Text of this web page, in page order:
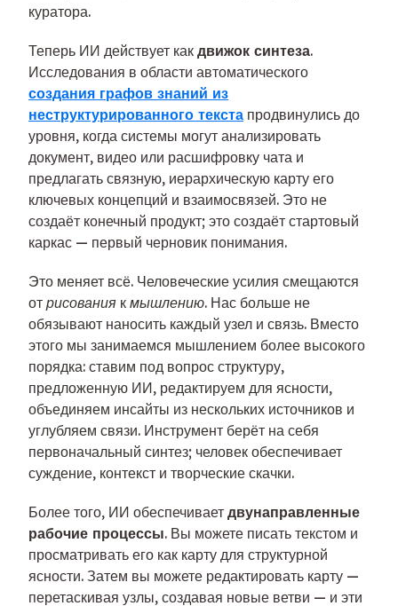
куратора.
Теперь ИИ действует как движок синтеза.
Исследования в области автоматического
создания графов знаний из
неструктурированного текста продвинулись до
уровня, когда системы могут анализировать
документ, видео или расшифровку чата и
предлагать связную, иерархическую карту его
ключевых концепций и взаимосвязей. Это не
создаёт конечный продукт; это создаёт стартовый
каркас — первый черновик понимания.
Это меняет всё. Человеческие усилия смещаются
от рисования к мышлению. Нас больше не
обязывают наносить каждый узел и связь. Вместо
этого мы занимаемся мышлением более высокого
порядка: ставим под вопрос структуру,
предложенную ИИ, редактируем для ясности,
объединяем инсайты из нескольких источников и
углубляем связи. Инструмент берёт на себя
первоначальный синтез; человек обеспечивает
суждение, контекст и творческие скачки.
Более того, ИИ обеспечивает двунаправленные
рабочие процессы. Вы можете писать текстом и
просматривать его как карту для структурной
ясности. Затем вы можете редактировать карту —
перетаскивая узлы, создавая новые ветви — и эти